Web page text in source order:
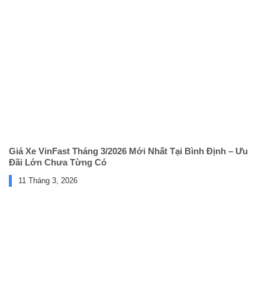
Giá Xe VinFast Tháng 3/2026 Mới Nhất Tại Bình Định – Ưu
Đãi Lớn Chưa Từng Có
11 Tháng 3, 2026